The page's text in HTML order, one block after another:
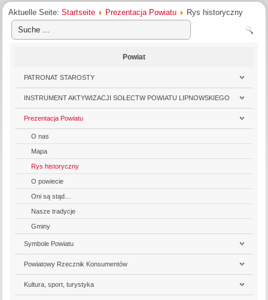
Aktuelle Seite:Startseite Prezentacja Powiatu Rys historyczny
Powiat
PATRONAT STAROSTY
INSTRUMENT AKTYWIZACJI SOŁECTW POWIATU LIPNOWSKIEGO
Prezentacja Powiatu
O nas
Mapa
Rys historyczny
O powiecie
Oni są stąd…
Nasze tradycje
Gminy
Symbole Powiatu
Powiatowy Rzecznik Konsumentów
Kultura, sport, turystyka